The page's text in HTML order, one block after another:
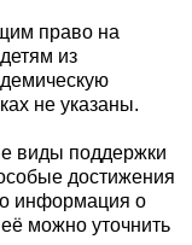
право на
из
не указаны.
виды поддержки
достижения
информация о
можно уточнить